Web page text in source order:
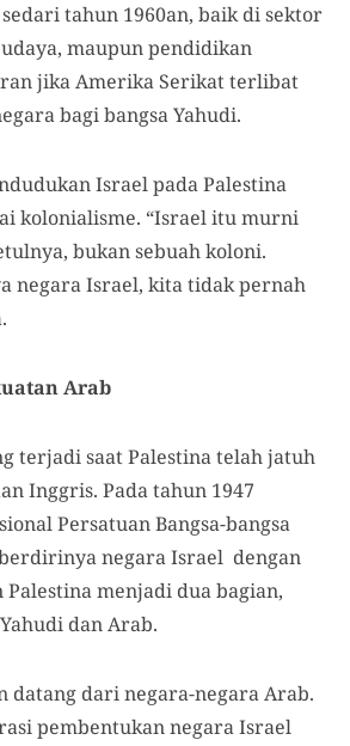
tahun 1960an, baik di sektor
maupun pendidikan
jika Amerika Serikat terlibat
bagi bangsa Yahudi.
Israel pada Palestina
kolonialisme. “Israel itu murni
bukan sebuah koloni.
negara Israel, kita tidak pernah
Arab
terjadi saat Palestina telah jatuh
Inggris. Pada tahun 1947
Persatuan Bangsa-bangsa
negara Israel dengan
Palestina menjadi dua bagian,
dan Arab.
datang dari negara-negara Arab.
pembentukan negara Israel